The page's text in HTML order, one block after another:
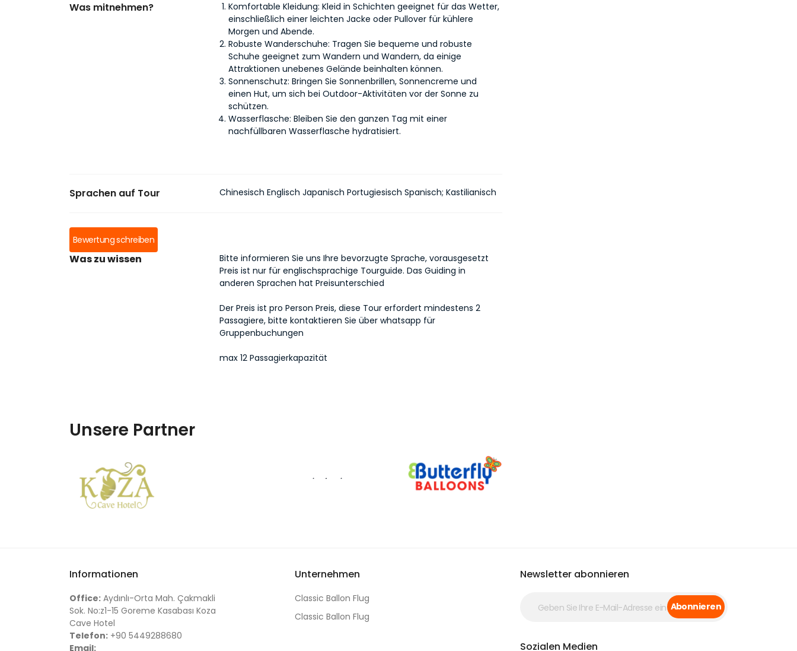
Was mitnehmen? Komfortable Kleidung: Kleid in Schichten geeignet für das Wetter,
einschließlich einer leichten Jacke oder Pullover für kühlere
Morgen und Abende.
Robuste Wanderschuhe: Tragen Sie bequeme und robuste
Schuhe geeignet zum Wandern und Wandern, da einige
Attraktionen unebenes Gelände beinhalten können.
Sonnenschutz: Bringen Sie Sonnenbrillen, Sonnencreme und
einen Hut, um sich bei Outdoor-Aktivitäten vor der Sonne zu
schützen.
Wasserflasche: Bleiben Sie den ganzen Tag mit einer
nachfüllbaren Wasserflasche hydratisiert.
Sprachen auf Tour Chinesisch Englisch Japanisch Portugiesisch Spanisch; Kastilianisch
Bewertung schreiben
Was zu wissen
Bitte informieren Sie uns Ihre bevorzugte Sprache, vorausgesetzt
Preis ist nur für englischsprachige Tourguide. Das Guiding in
anderen Sprachen hat Preisunterschied
Der Preis ist pro Person Preis, diese Tour erfordert mindestens 2
Passagiere, bitte kontaktieren Sie über whatsapp für
Gruppenbuchungen
max 12 Passagierkapazität
Unsere Partner
Informationen
Office: Aydınlı-Orta Mah. Çakmakli
Sok. No:z1-15 Goreme Kasabası Koza
Cave Hotel
Telefon: +90 5449288680
Email:
Unternehmen
Classic Ballon Flug
Classic Ballon Flug
Newsletter abonnieren
Abonnieren
Sozialen Medien